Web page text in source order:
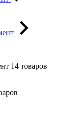
14 товаров